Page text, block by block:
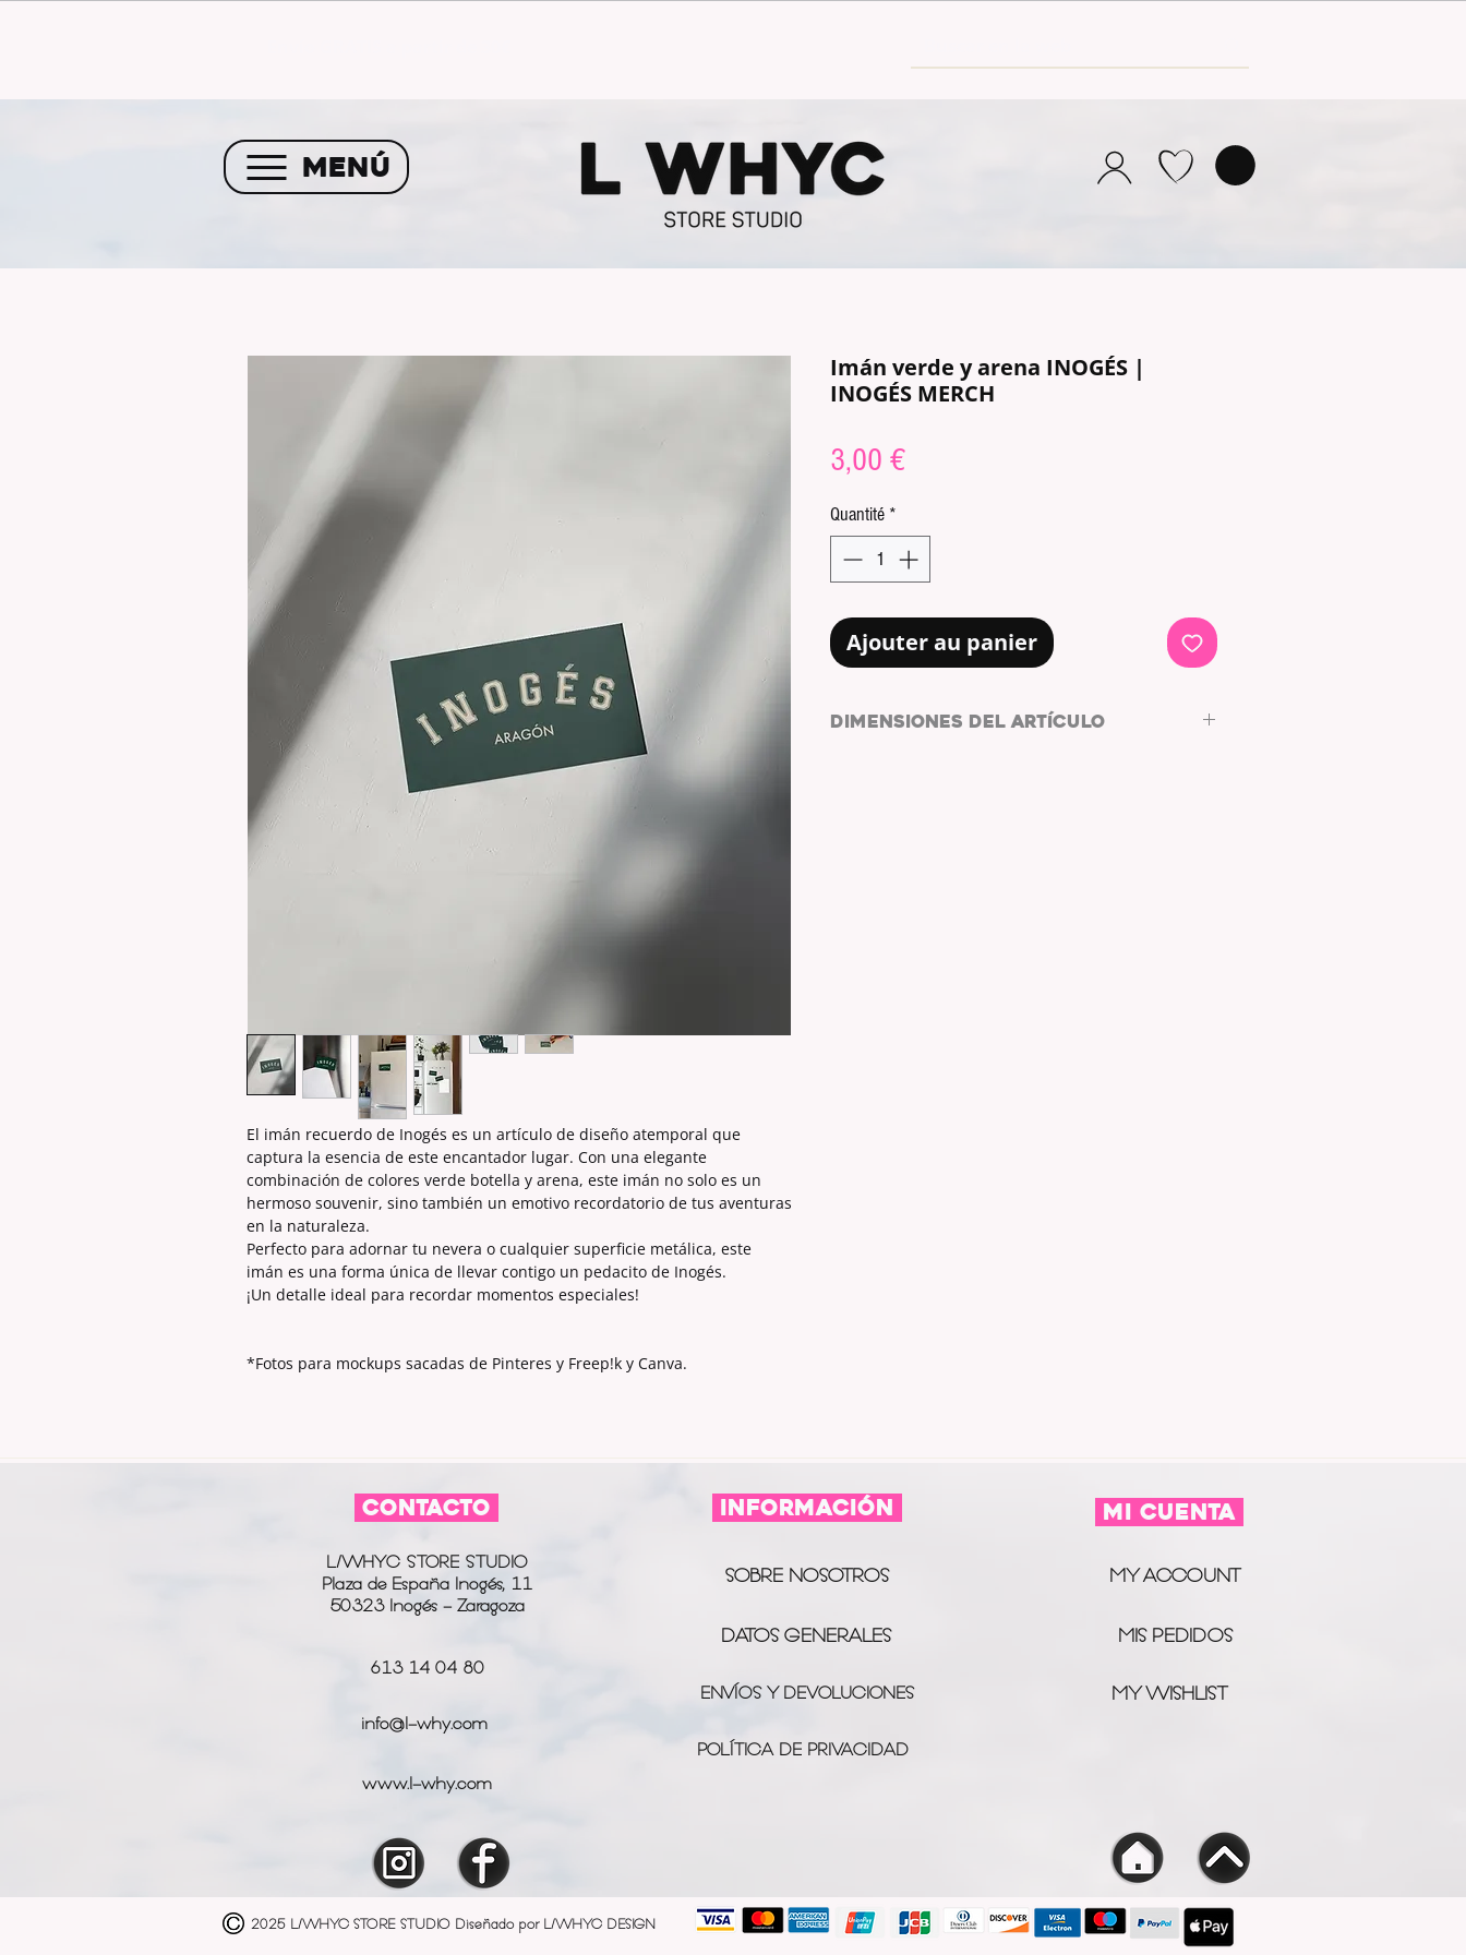
El imán recuerdo de Inogés es un artículo de diseño atemporal que
captura la esencia de este encantador lugar. Con una elegante
combinación de colores verde botella y arena, este imán no solo es un
hermoso souvenir, sino también un emotivo recordatorio de tus aventuras
en la naturaleza.
Perfecto para adornar tu nevera o cualquier superficie metálica, este
imán es una forma única de llevar contigo un pedacito de Inogés.
¡Un detalle ideal para recordar momentos especiales!
*Fotos para mockups sacadas de Pinteres y Freep!k y Canva.
Imán verde y arena INOGÉS |
INOGÉS MERCH
3,00 €Prix
Quantité *
Ajouter au panier
DIMENSIONES DEL ARTÍCULO
CONTACTO
L/WHYC STORE STUDIO
Plaza de España Inogés, 11
50323 Inogés - Zaragoza
613 14 04 80
información
SOBRE NOSOTROS
DATOS GENERALES
ENVÍOS Y DEVOLUCIONES
MI CUENTA
MY ACCOUNT
MIS PEDIDOS
MY WISHLIST
info@l-why.com
POLÍTICA DE PRIVACIDAD
www.l-why.com
MENÚ
2025 L/WHYC STORE STUDIO Diseñado por L/WHYC DESIGN